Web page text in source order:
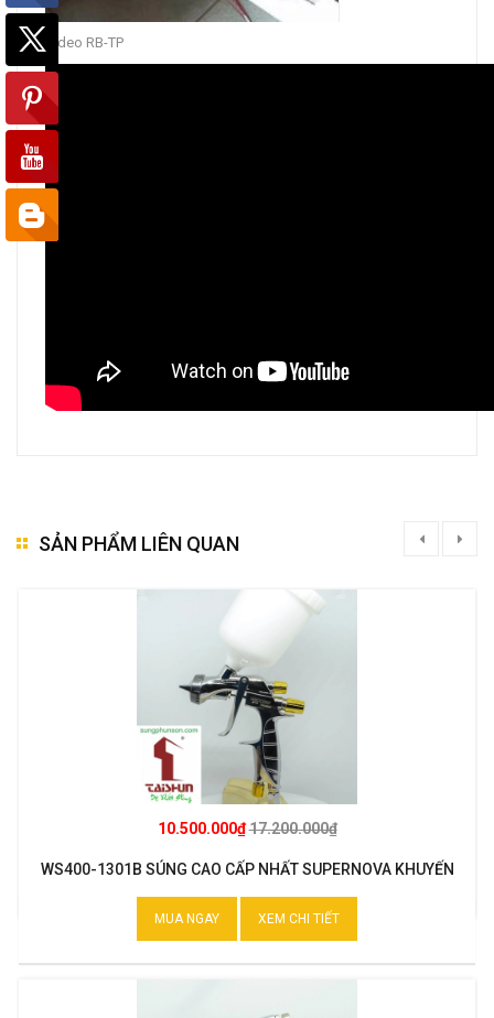
Video RB-TP
SẢN PHẨM LIÊN QUAN
10.500.000₫17.200.000₫
WS400-1301B SÚNG CAO CẤP NHẤT SUPERNOVA KHUYẾN
MUA NGAY XEM CHI TIẾT